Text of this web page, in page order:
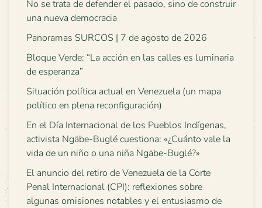
No se trata de defender el pasado, sino de construir
una nueva democracia
Panoramas SURCOS | 7 de agosto de 2026
Bloque Verde: “La acción en las calles es luminaria
de esperanza”
Situación política actual en Venezuela (un mapa
político en plena reconfiguración)
En el Día Internacional de los Pueblos Indígenas,
activista Ngäbe-Buglé cuestiona: «¿Cuánto vale la
vida de un niño o una niña Ngäbe-Buglé?»
El anuncio del retiro de Venezuela de la Corte
Penal Internacional (CPI): reflexiones sobre
algunas omisiones notables y el entusiasmo de